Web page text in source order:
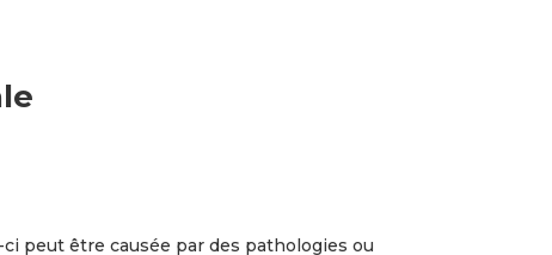
peut être causée par des pathologies ou